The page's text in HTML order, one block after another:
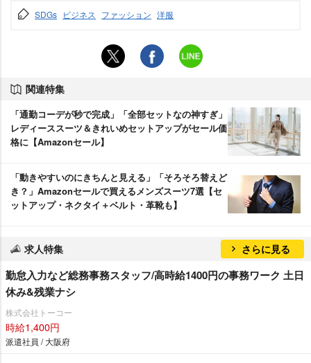
SDGs ビジネス ファッション 洋服
関連特集
「通勤コーデが秒で完成」「全部セットなの神すぎ」
レディーススーツ＆きれいめセットアップがセール価
格に【Amazonセール】
「動きやすいのにきちんと見える」「そろそろ替えど
き？」Amazonセールで買えるメンズスーツ7選【セ
ットアップ・ネクタイ＋ベルト・革靴も】
求人特集 さらに見る
勤怠入力など総務事務スタッフ/高時給1400円の事務ワーク 土日
休み&残業ナシ
株式会社トーコー
時給1,400円
派遣社員 / 大阪府